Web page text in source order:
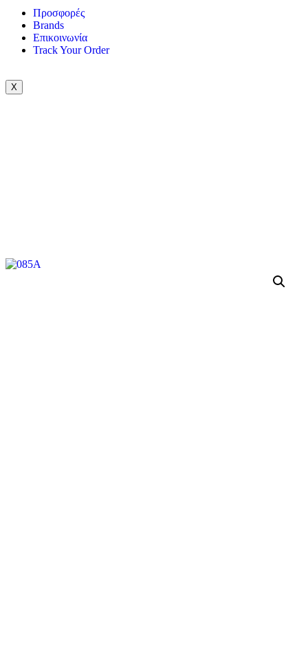
Προσφορές
Brands
Επικοινωνία
Track Your Order
X